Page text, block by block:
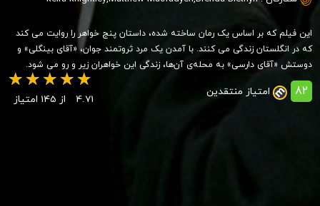
این فیلم که بر اساس یک رمان ساخته شده، داستان پنج خواهر را روایت می کند
که در انگلستان زندگی می کنند. با آمدن یک مرد ثروتمند جوان، «آقای بینگلی» و
دوستش «آقای دارسی» به محله‌ی آن‌ها، زندگی این خواهران زیر و رو می شود.
82 امتیاز منتقدین
4.71 از 145 امتیاز